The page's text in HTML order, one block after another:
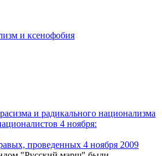
и ксенофобия
и радикального национализма
4 ноября:
проведенных 4 ноября 2009